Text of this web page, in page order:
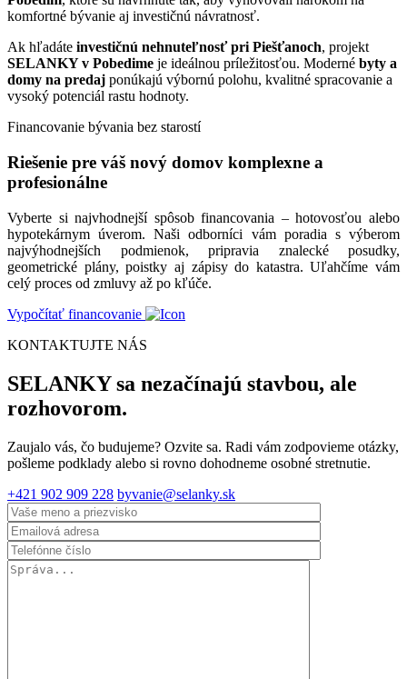
komfortné bývanie aj investičnú návratnosť.
Ak hľadáte investičnú nehnuteľnosť pri Piešťanoch, projekt
SELANKY v Pobedime je ideálnou príležitosťou. Moderné byty a
domy na predaj ponúkajú výbornú polohu, kvalitné spracovanie a
vysoký potenciál rastu hodnoty.
Financovanie bývania bez starostí
Riešenie pre váš nový domov komplexne a
profesionálne
Vyberte si najvhodnejší spôsob financovania – hotovosťou alebo
hypotekárnym úverom. Naši odborníci vám poradia s výberom
najvýhodnejších podmienok, pripravia znalecké posudky,
geometrické plány, poistky aj zápisy do katastra. Uľahčíme vám
celý proces od zmluvy až po kľúče.
Vypočítať financovanie
KONTAKTUJTE NÁS
SELANKY sa nezačínajú stavbou, ale
rozhovorom.
Zaujalo vás, čo budujeme? Ozvite sa. Radi vám zodpovieme otázky,
pošleme podklady alebo si rovno dohodneme osobné stretnutie.
+421 902 909 228 byvanie@selanky.sk